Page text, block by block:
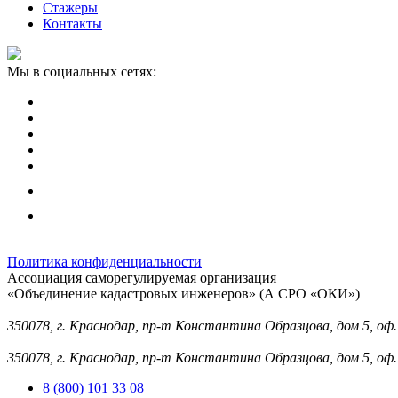
Стажеры
Контакты
Мы в социальных сетях:
Политика конфиденциальности
Ассоциация саморегулируемая организация
«Объединение кадастровых инженеров» (А СРО «ОКИ»)
350078, г. Краснодар, пр-т Константина Образцова, дом 5,
350078, г. Краснодар, пр-т Константина Образцова, дом 5,
8 (800) 101 33 08